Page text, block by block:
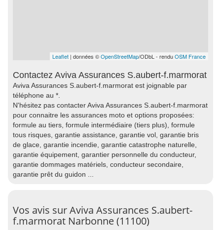
Leaflet | données ©OpenStreetMap/ODbL - renduOSM France
Contactez Aviva Assurances S.aubert-f.marmorat
Aviva Assurances S.aubert-f.marmorat est joignable par
téléphone au *.
N'hésitez pas contacter Aviva Assurances S.aubert-f.marmorat
pour connaitre les assurances moto et options proposées:
formule au tiers, formule intermédiaire (tiers plus), formule
tous risques, garantie assistance, garantie vol, garantie bris
de glace, garantie incendie, garantie catastrophe naturelle,
garantie équipement, garantier personnelle du conducteur,
garantie dommages matériels, conducteur secondaire,
garantie prêt du guidon ...
Vos avis sur Aviva Assurances S.aubert-
f.marmorat Narbonne (11100)